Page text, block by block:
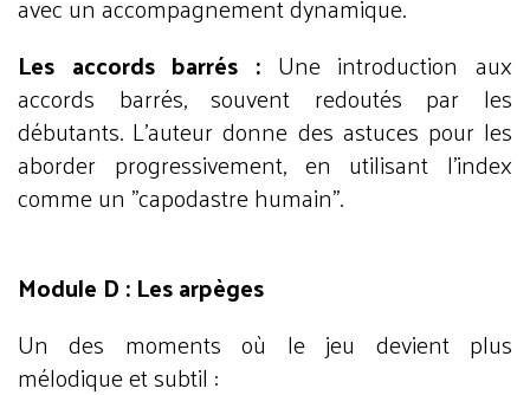
Les accords barrés : Une introduction aux
accords barrés, souvent redoutés par les
débutants. L’auteur donne des astuces pour les
aborder progressivement, en utilisant l’index
comme un "capodastre humain".
Module D : Les arpèges
Un des moments où le jeu devient plus
mélodique et subtil :